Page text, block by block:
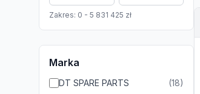
Zakres: 0 - 5 831 425 zł
Marka
DT SPARE PARTS (18)